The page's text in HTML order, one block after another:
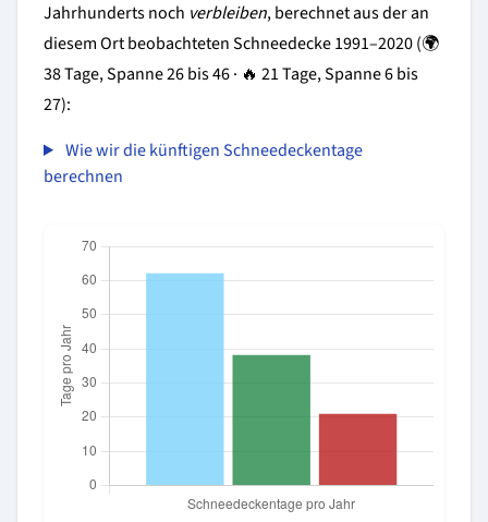
Jahrhunderts noch verbleiben, berechnet aus der an
diesem Ort beobachteten Schneedecke 1991–2020 (🌍
38 Tage, Spanne 26 bis 46 · 🔥 21 Tage, Spanne 6 bis
27):
Wie wir die künftigen Schneedeckentage
berechnen